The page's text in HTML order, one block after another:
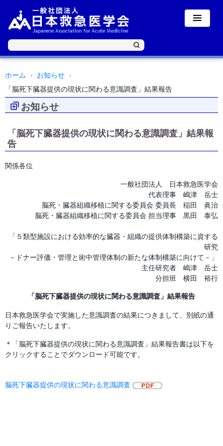
ホーム
お知らせ
「脳死下臓器提供の現状に関わる意識調査」結果報告
お知らせ
「脳死下臓器提供の現状に関わる意識調査」結果報
告
関係各位
一般社団法人 日本救急医学会
代表理事 嶋津 岳士
脳死・臓器組織移植に関する委員会 委員長 稲田 眞治
脳死・臓器組織移植に関する委員会 担当理事 黒田 泰弘
「５類型施設における効率的な臓器・組織の提供体制構築に資する
研究
－ドナー評価・管理と術中管理体制の新たな体制構築に向けて－」
主任研究者 嶋津 岳士
分担班 横田 裕行
「脳死下臓器提供の現状に関わる意識調査」結果報告
日本救急医学会で実施した意識調査の結果につきまして、別紙の通
りご報告いたします。
＊「脳死下臓器提供の現状に関わる意識調査」結果報告書は以下を
クリックすることでダウンロード可能です。
脳死下臓器提供の現状に関わる意識調査